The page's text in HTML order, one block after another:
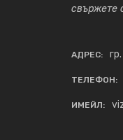
свържете
АДРЕС:
ТЕЛЕФОН:
ИМЕЙЛ: